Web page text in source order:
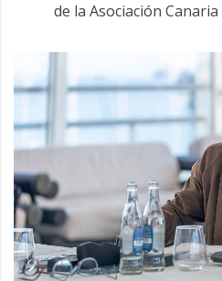
de la Asociación